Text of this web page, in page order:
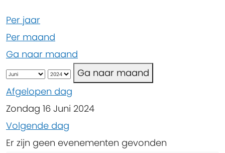
Per jaar
Per maand
Ga naar maand
Ga naar maand
Afgelopen dag
Zondag 16 Juni 2024
Volgende dag
Er zijn geen evenementen gevonden